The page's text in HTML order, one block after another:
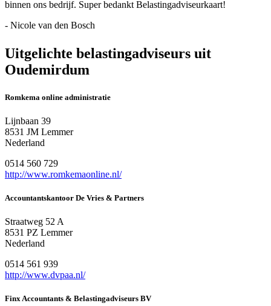
binnen ons bedrijf. Super bedankt Belastingadviseurkaart!
- Nicole van den Bosch
Uitgelichte belastingadviseurs uit
Oudemirdum
Romkema online administratie
Lijnbaan 39
8531 JM Lemmer
Nederland
0514 560 729
http://www.romkemaonline.nl/
Accountantskantoor De Vries & Partners
Straatweg 52 A
8531 PZ Lemmer
Nederland
0514 561 939
http://www.dvpaa.nl/
Finx Accountants & Belastingadviseurs BV